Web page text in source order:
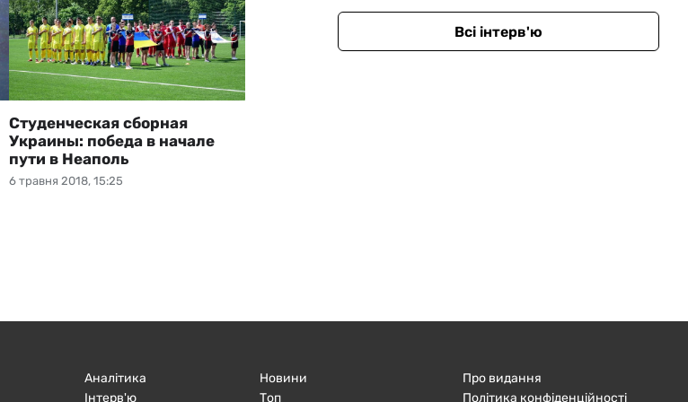
6 травня 2018, 15:25
Студенческая сборная
Украины: победа в начале
пути в Неаполь
Всі інтерв'ю
Аналітика
Інтерв'ю
Новини
Топ
Про видання
Політика конфіденційності